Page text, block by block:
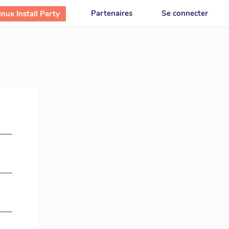
Install Party Partenaires Se connecter